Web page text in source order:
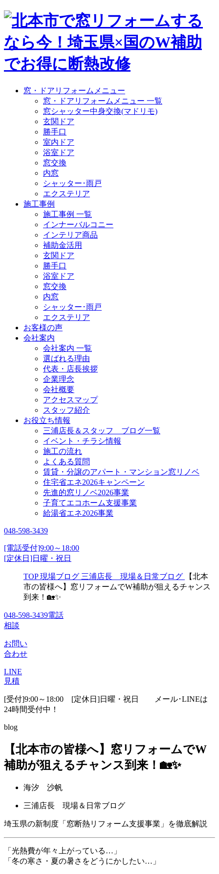
窓・ドアリフォームメニュー
窓・ドアリフォームメニュー 一覧
窓シャッター中身交換(マドリモ)
玄関ドア
勝手口
室内ドア
浴室ドア
窓交換
内窓
シャッター･雨戸
エクステリア
施工事例
施工事例 一覧
インナーバルコニー
インテリア商品
補助金活用
玄関ドア
勝手口
浴室ドア
窓交換
内窓
シャッター･雨戸
エクステリア
お客様の声
会社案内
会社案内 一覧
選ばれる理由
代表・店長挨拶
企業理念
会社概要
アクセスマップ
スタッフ紹介
お役立ち情報
三浦店長＆スタッフ ブログ一覧
イベント・チラシ情報
施工の流れ
よくある質問
賃貸・分譲のアパート・マンション窓リノベ
住宅省エネ2026キャンペーン
先進的窓リノベ2026事業
子育てエコホーム支援事業
給湯省エネ2026事業
048-598-3439
[電話受付]9:00～18:00
[定休日]日曜・祝日
TOP 現場ブログ 三浦店長 現場＆日常ブログ
【北本
市の皆様へ】窓リフォームでW補助が狙えるチャンス
到来！🏡✨
048-598-3439電話
相談
お問い
合わせ
LINE
見積
[受付]9:00～18:00 [定休日]日曜・祝日
メール･LINEは
24時間受付中！
blog
【北本市の皆様へ】窓リフォームでW
補助が狙えるチャンス到来！🏡✨
海汐 沙帆
三浦店長 現場＆日常ブログ
埼玉県の新制度「窓断熱リフォーム支援事業」を徹底解説
「光熱費が年々上がっている…」
「冬の寒さ・夏の暑さをどうにかしたい…」